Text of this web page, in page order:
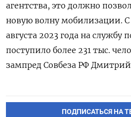
агентства, это должно
новую волну мобилизации. С
августа 2023 года на службу
поступило более 231 тыс.
зампред Совбеза РФ
ПОДПИСАТЬСЯ НА